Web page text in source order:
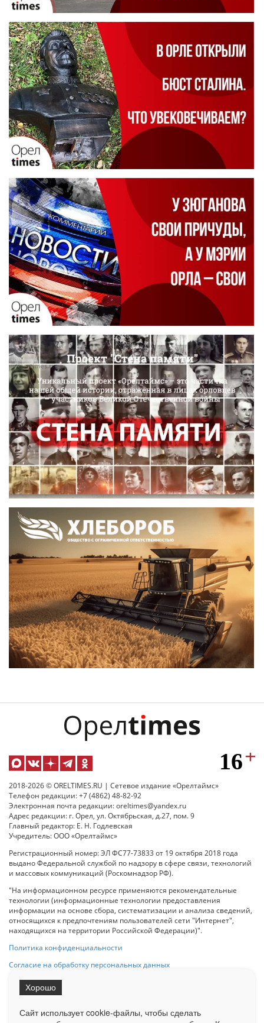
2018-2026 © ORELTIMES.RU | Сетевое издание «Орелтаймс»
Телефон редакции: +7 (4862) 48-82-92
Электронная почта редакции: oreltimes@yandex.ru
Адрес редакции: г. Орел, ул. Октябрьская, д.27, пом. 9
Главный редактор: Е. Н. Годлевская
Учредитель: ООО «Орелтаймс»
Регистрационный номер: ЭЛ ФС77-73833 от 19 октября 2018 года
выдано Федеральной службой по надзору в сфере связи, технологий
и массовых коммуникаций (Роскомнадзор РФ).
"На информационном ресурсе применяются рекомендательные
технологии (информационные технологии предоставления
информации на основе сбора, систематизации и анализа сведений,
относящихся к предпочтениям пользователей сети "Интернет",
находящихся на территории Российской Федерации)".
Политика конфиденциальности
Согласие на обработку персональных данных
на Сетевое издание «ОрелТаймс» обязательна.
Сайт использует cookie-файлы, чтобы сделать
Хорошо